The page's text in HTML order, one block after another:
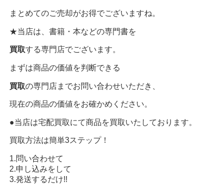
まとめてのご売却がお得でございますね。
★当店は、書籍・本などの専門書を
買取する専門店でございます。
まずは商品の価値を判断できる
買取の専門店までお問い合わせいただき、
現在の商品の価値をお確かめください。
●当店は宅配買取にて商品を買取いたしております。
買取方法は簡単3ステップ！
1.問い合わせて
2.申し込みをして
3.発送するだけ!!